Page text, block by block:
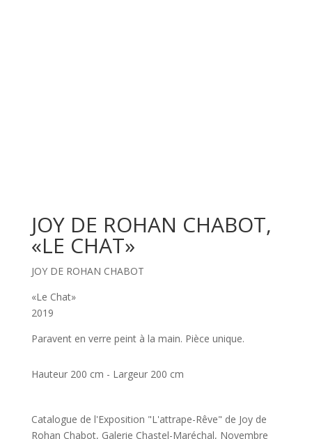
JOY DE ROHAN CHABOT,
«LE CHAT»
JOY DE ROHAN CHABOT
«Le Chat»
2019
Paravent en verre peint à la main. Pièce unique.
Hauteur 200 cm - Largeur 200 cm
Catalogue de l'Exposition "L'attrape-Rêve" de Joy de
Rohan Chabot, Galerie Chastel-Maréchal, Novembre